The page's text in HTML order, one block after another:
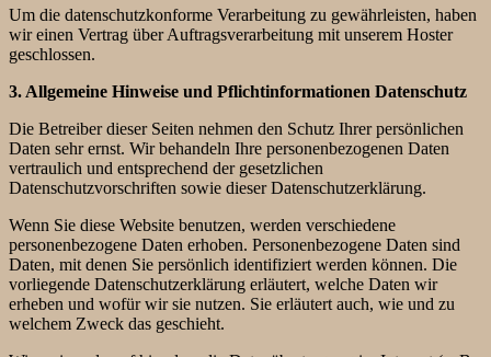
Um die datenschutzkonforme Verarbeitung zu gewährleisten, haben
wir einen Vertrag über Auftragsverarbeitung mit unserem Hoster
geschlossen.
3. Allgemeine Hinweise und Pflichtinformationen Datenschutz
Die Betreiber dieser Seiten nehmen den Schutz Ihrer persönlichen
Daten sehr ernst. Wir behandeln Ihre personenbezogenen Daten
vertraulich und entsprechend der gesetzlichen
Datenschutzvorschriften sowie dieser Datenschutzerklärung.
Wenn Sie diese Website benutzen, werden verschiedene
personenbezogene Daten erhoben. Personenbezogene Daten sind
Daten, mit denen Sie persönlich identifiziert werden können. Die
vorliegende Datenschutzerklärung erläutert, welche Daten wir
erheben und wofür wir sie nutzen. Sie erläutert auch, wie und zu
welchem Zweck das geschieht.